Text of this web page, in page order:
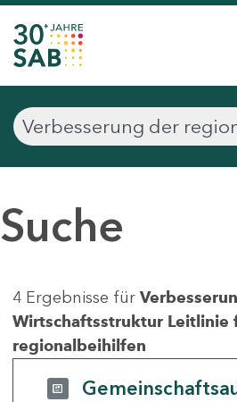
Suche
4 Ergebnisse für
Wirtschaftsstruktur Leitlinie
regionalbeihilfen